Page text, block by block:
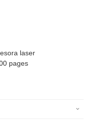
laser
pages